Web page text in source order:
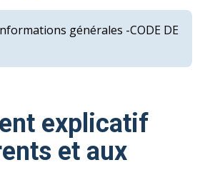
générales -CODE DE
explicatif
et aux